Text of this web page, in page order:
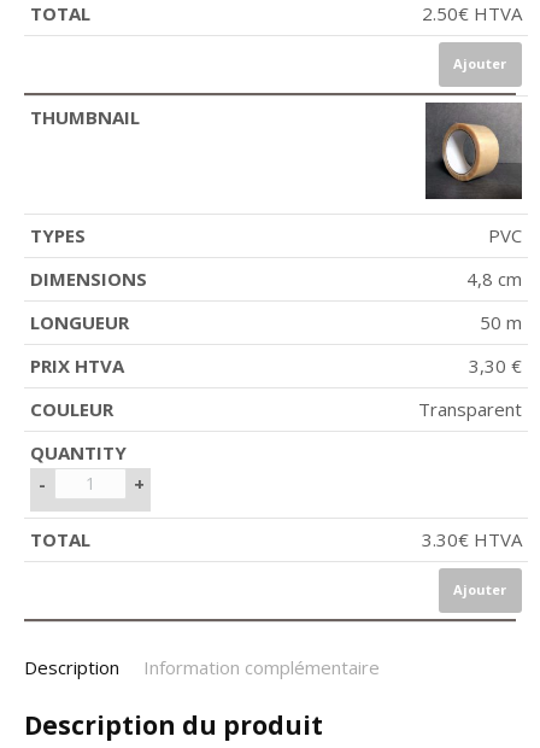
2.50€ HTVA
Ajouter
PVC
4,8 cm
50 m
3,30 €
Transparent
- +
3.30€ HTVA
Ajouter
Description Information complémentaire
Description du produit